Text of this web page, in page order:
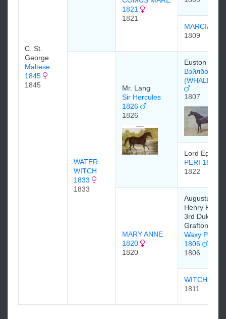
C. St.
George
Maltese
1845
1845
1821
1821
MARCIANA
1809
WATER
WITCH
1833
1833
Mr. Lang
Sir Hercules
1826
1826
Euston Stud
Вэйлбоун
1807
Lord
PERI 1822
1822
MARY ANNE
1820
1820
Augustus
Henry
3rd Duke of
Grafton
Waxy Pope
1806
1806
WITCH
1811